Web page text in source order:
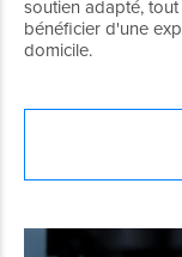
soutien adapté,
bénéficier d'une
domicile.